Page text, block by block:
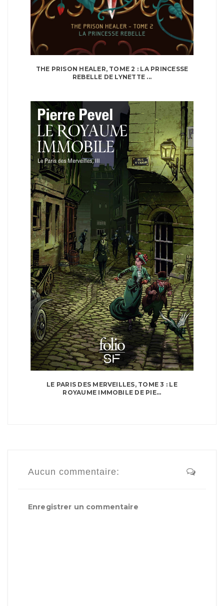
THE PRISON HEALER, TOME 2 : LA PRINCESSE
REBELLE DE LYNETTE ...
LE PARIS DES MERVEILLES, TOME 3 : LE
ROYAUME IMMOBILE DE PIE...
Aucun commentaire:
Enregistrer un commentaire